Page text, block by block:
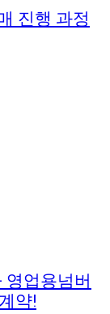
진행 과정
영업용넘버
약!